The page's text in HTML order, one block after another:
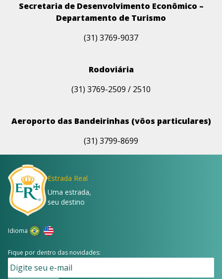
Secretaria de Desenvolvimento Econômico –
Departamento de Turismo
(31) 3769-9037
Rodoviária
(31) 3769-2509 / 2510
Aeroporto das Bandeirinhas (vôos particulares)
(31) 3799-8699
Estrada Real
Uma estrada,
seu destino
Idioma
Fique por dentro das novidades: